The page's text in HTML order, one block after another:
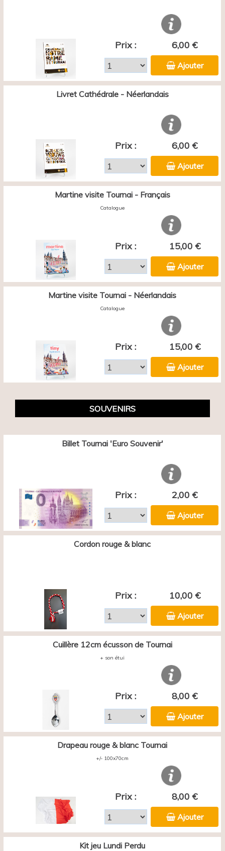
Prix : 6,00 €
Ajouter
Livret Cathédrale - Néerlandais
Prix : 6,00 €
Ajouter
Martine visite Tournai - Français
Catalogue
Prix : 15,00 €
Ajouter
Martine visite Tournai - Néerlandais
Catalogue
Prix : 15,00 €
Ajouter
SOUVENIRS
Billet Tournai 'Euro Souvenir'
Prix : 2,00 €
Ajouter
Cordon rouge & blanc
Prix : 10,00 €
Ajouter
Cuillère 12cm écusson de Tournai
+ son étui
Prix : 8,00 €
Ajouter
Drapeau rouge & blanc Tournai
+/- 100x70cm
Prix : 8,00 €
Ajouter
Kit jeu Lundi Perdu